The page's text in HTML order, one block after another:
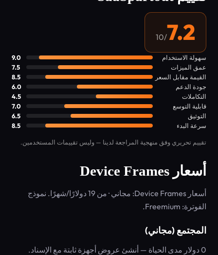
7.2
/10
سهولة الاستخدام
9.0
عمق الميزات
7.5
القيمة مقابل السعر
8.5
جودة الدعم
6.0
التكاملات
4.5
قابلية التوسع
7.0
التوثيق
6.5
سرعة البدء
8.5
تقييم تحريري وفق منهجية المراجعة لدينا — وليس تقييمات المستخدمين.
أسعار Device Frames
أسعار Device Frames: مجاني · من 19 دولارًا/شهرًا. نموذج
الفوترة: Freemium.
المجتمع (مجاني)
0 دولار مدى الحياة — أنشئ عروض أجهزة ثابتة مع الإسناد.